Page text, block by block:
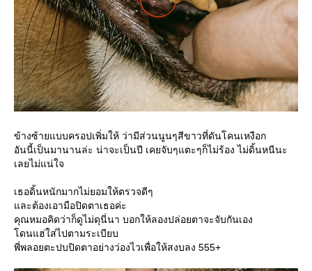
ข้างซ้ายแบบครอปเพิ่มให้ ว่ามีส่วนนูนๆสีขาวที่ดันโคนเหงือก
อันนี้เป็นมานานล่ะ น่าจะเป็นปี เคยจับๆแตะๆก็ไม่ร้อง ไม่ดิ้นหนีนะ
เลยไม่แน่ใจ
เธอดิ้นหนักมากไม่ยอมให้ตรวจดีๆ
ละต้องเอามือปิดตาเธอค่ะ
คุณหมอคิดว่าก็ดูไม่ดุนี่นา บอกให้ลองปล่อยตาจะจับกันเอง
ดนแฮ่ใส่ไปตามระเบียบ
พี่พลอยตะปบปิดตาอย่างว่องไวเพื่อให้สงบลง 555+